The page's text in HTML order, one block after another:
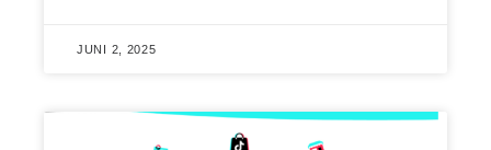
JUNI 2, 2025